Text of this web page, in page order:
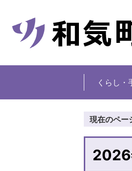
くらし・
現在のペー
2026